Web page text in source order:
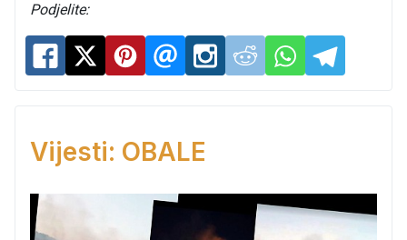
Podjelite:
Vijesti: OBALE